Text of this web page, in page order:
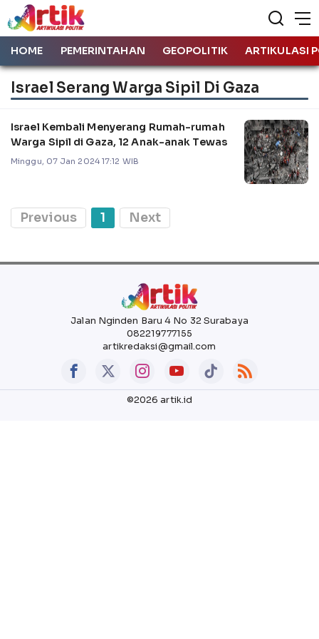
HOME PEMERINTAHAN GEOPOLITIK ARTIKULASI
Israel Serang Warga Sipil Di Gaza
Israel Kembali Menyerang Rumah-rumah
Warga Sipil di Gaza, 12 Anak-anak Tewas
Minggu, 07 Jan 2024 17:12 WIB
Previous 1 Next
Jalan Nginden Baru 4 No 32 Surabaya
082219777155
artikredaksi@gmail.com
©2026 artik.id